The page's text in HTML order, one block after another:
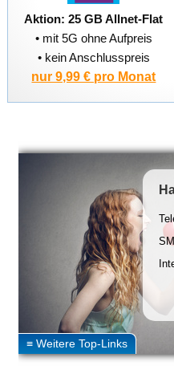
Aktion: 25 GB Allnet-Flat
• mit 5G ohne Aufpreis
• kein Anschlusspreis
nur 9,99 € pro Monat